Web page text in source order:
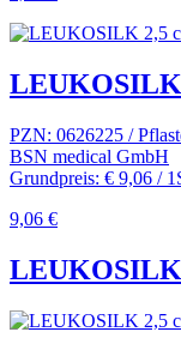
LEUKOSILK
PZN: 0626225 /
BSN medical GmbH
Grundpreis: € 9,06 /
9,06 €
LEUKOSILK